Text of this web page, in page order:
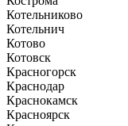
Котельниково
Котельнич
Котово
Котовск
Красногорск
Краснодар
Краснокамск
Красноярск